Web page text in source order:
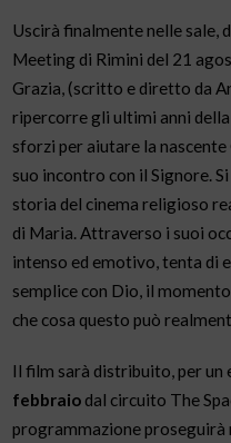
Uscirà finalmente nelle sale,
Meeting di Rimini del 21
Grazia, (scritto e diretto da
ripercorre gli ultimi anni
sforzi per aiutare la
suo incontro con il Signore.
storia del cinema religioso
di Maria. Attraverso i suoi
intenso ed emotivo, tenta di
semplice con Dio, il
che cosa questo può
Il film sarà distribuito, per un
febbraio dal circuito The
programmazione proseguirà